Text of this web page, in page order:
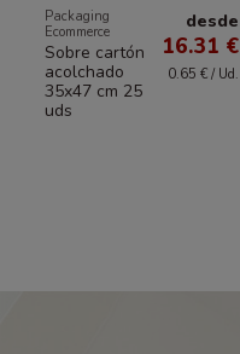
Packaging
Ecommerce
Sobre cartón
acolchado
35x47 cm 25
uds
desde
16.31 €
0.65 € / Ud.